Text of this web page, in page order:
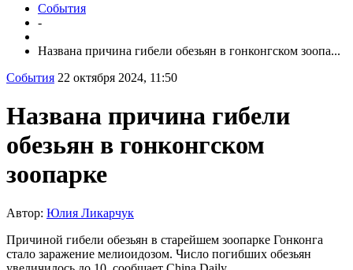
События
-
Названа причина гибели обезьян в гонконгском зоопа...
События 22 октября 2024, 11:50
Названа причина гибели
обезьян в гонконгском
зоопарке
Автор: Юлия Ликарчук
Причиной гибели обезьян в старейшем зоопарке Гонконга
стало заражение мелиоидозом. Число погибших обезьян